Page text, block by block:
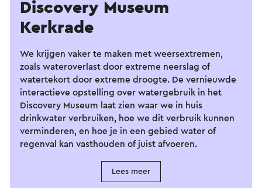
Discovery Museum
Kerkrade
We krijgen vaker te maken met weersextremen,
zoals wateroverlast door extreme neerslag of
watertekort door extreme droogte. De vernieuwde
interactieve opstelling over watergebruik in het
Discovery Museum laat zien waar we in huis
drinkwater verbruiken, hoe we dit verbruik kunnen
verminderen, en hoe je in een gebied water of
regenval kan vasthouden of juist afvoeren.
Lees meer